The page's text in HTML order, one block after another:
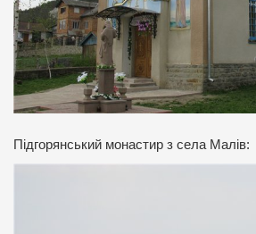
Підгорянський монастир з села Малів: